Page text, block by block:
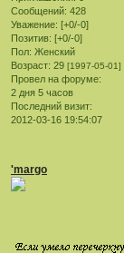
Сообщений: 428
Уважение: [+0/-0]
Позитив: [+0/-0]
Пол: Женский
Возраст: 29 [1997-05-01]
Провел на форуме:
2 дня 5 часов
Последний визит:
2012-03-16 19:54:07
'margo